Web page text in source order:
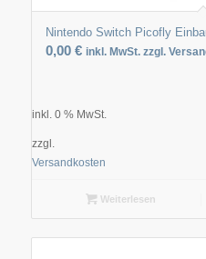
Nintendo Switch Picofly
0,00 € inkl. MwSt. zzgl.
inkl. 0 % MwSt.
zzgl.
Versandkosten
Weiterlesen